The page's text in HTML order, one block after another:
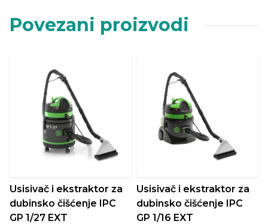
Povezani proizvodi
Usisivač i ekstraktor za
dubinsko čišćenje IPC
GP 1/27 EXT
Usisivač i ekstraktor za
dubinsko čišćenje IPC
GP 1/16 EXT